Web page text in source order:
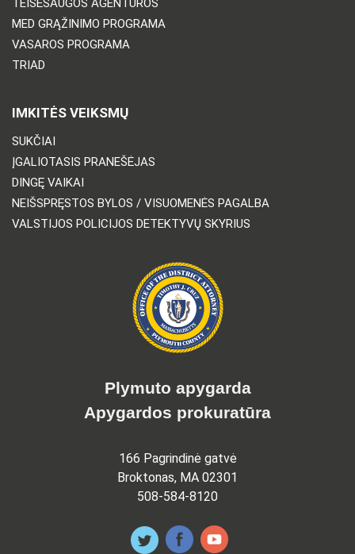
TEISĖSAUGOS AGENTŪROS
MED GRĄŽINIMO PROGRAMA
VASAROS PROGRAMA
TRIAD
IMKITĖS VEIKSMŲ
SUKČIAI
ĮGALIOTASIS PRANEŠĖJAS
DINGĘ VAIKAI
NEIŠSPRĘSTOS BYLOS / VISUOMENĖS PAGALBA
VALSTIJOS POLICIJOS DETEKTYVŲ SKYRIUS
Plymuto apygarda
Apygardos prokuratūra
166 Pagrindinė gatvė
Broktonas, MA 02301
508-584-8120